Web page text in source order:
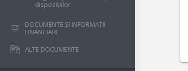
dispozițiilor
DOCUMENTE ȘI INFORMAȚII
FINANCIARE
ALTE DOCUMENTE